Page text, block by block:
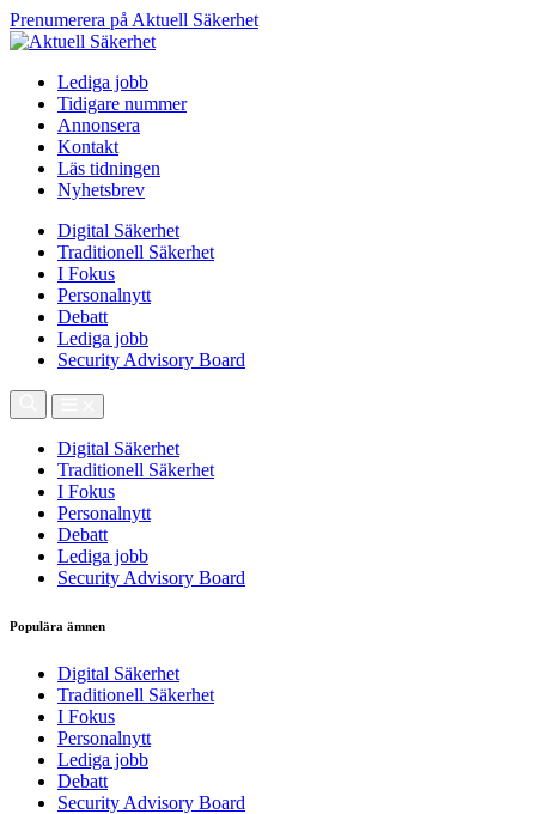
Prenumerera på Aktuell Säkerhet
Lediga jobb
Tidigare nummer
Annonsera
Kontakt
Läs tidningen
Nyhetsbrev
Digital Säkerhet
Traditionell Säkerhet
I Fokus
Personalnytt
Debatt
Lediga jobb
Security Advisory Board
Digital Säkerhet
Traditionell Säkerhet
I Fokus
Personalnytt
Debatt
Lediga jobb
Security Advisory Board
Populära ämnen
Digital Säkerhet
Traditionell Säkerhet
I Fokus
Personalnytt
Lediga jobb
Debatt
Security Advisory Board